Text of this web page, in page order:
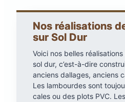
Nos réalisations
sur Sol Dur
Voici nos belles
sol dur, c’est-à-dire
anciens dallages, anciens
Les lambourdes sont
cales ou des plots PVC.